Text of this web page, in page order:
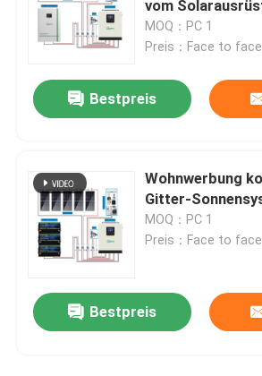
Wir rufen Sie bald
EINREICHUNGEN
weg vom Gitterinverter
Tiefe Zyklus-Lithium-Batterie
Mono-PV-Platten
vom
10kw 20kw
MOQ：PC 1
Preis：Face to face
Bestpreis
Wohnwerbung
Gitter-
MOQ：PC 1
Preis：Face to face
Bestpreis